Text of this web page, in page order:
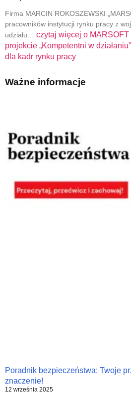
Firma MARCIN ROKOSZEWSKI
pracowników instytucji rynku pracy z
udziału… czytaj więcej o MARSOFT
projekcie „Kompetentni w
dla kadr rynku pracy
Ważne informacje
Poradnik bezpieczeństwa: Twoje
znaczenie!
12 września 2025